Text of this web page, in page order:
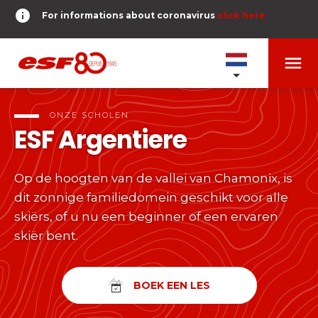
info For informations about coronavirus click here
menu
ONZE SCHOLEN expand_more
search
of
MEZELF GEOLOCALISEREN
TESTS ET ÉTOILES expand_more
Tests alpine skiën
Kinderen
Vanaf Piou-Piou tot Gouden Ster
Tieners en volwassenen
Alle niveaus
RESERVER expand_more
DERNIER-PLANTER-DE-BATON expand_more
timer RESULTATEN expand_more
ONZE SCHOLEN
ESFArgentiere
Op de hoogten van de vallei van Chamonix, is
dit zonnige familiedomein geschikt voor alle
skiërs, of u nu een beginner of een ervaren
skiër bent.
BOEK EEN LES